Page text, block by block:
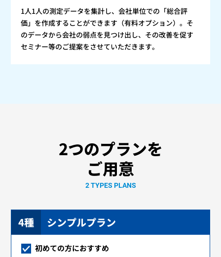
1人1人の測定データを集計し、会社単位での「総合評
価」を作成することができます（有料オプション）。そ
のデータから会社の弱点を見つけ出し、その改善を促す
セミナー等のご提案をさせていただきます。
2 TYPES PLANS
2つのプランを
ご用意
4種 シンプルプラン
初めての方におすすめ